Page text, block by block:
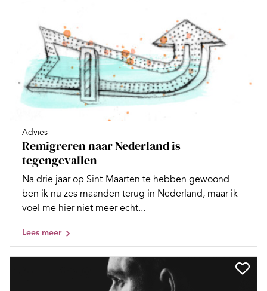
Advies
Remigreren naar Nederland is
tegengevallen
Na drie jaar op Sint-Maarten te hebben gewoond
ben ik nu zes maanden terug in Nederland, maar ik
voel me hier niet meer echt...
Lees meer